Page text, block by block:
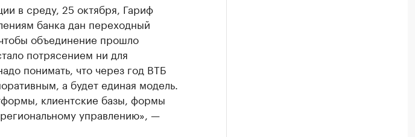
в среду, 25 октября, Гариф
банка дан переходный
объединение прошло
потрясением ни для
понимать, что через год ВТБ
а будет единая модель.
клиентские базы, формы
управлению», —